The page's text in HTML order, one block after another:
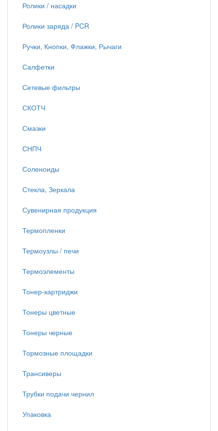
Ролики / насадки
Ролики заряда / PCR
Ручки, Кнопки, Флажки, Рычаги
Салфетки
Сетевые фильтры
СКОТЧ
Смазки
СНПЧ
Соленоиды
Стекла, Зеркала
Сувенирная продукция
Термопленки
Термоузлы / печи
Термоэлементы
Тонер-картриджи
Тонеры цветные
Тонеры черные
Тормозные площадки
Трансиверы
Трубки подачи чернил
Упаковка